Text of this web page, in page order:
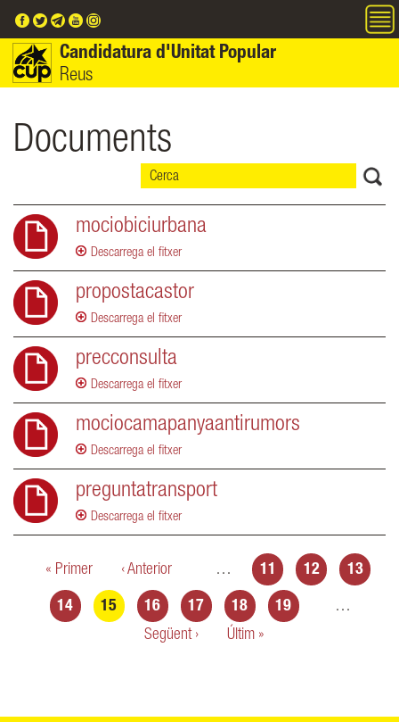
Candidatura d'Unitat Popular
Reus
Documents
mociobiciurbana
Descarrega el fitxer
propostacastor
Descarrega el fitxer
precconsulta
Descarrega el fitxer
mociocamapanyaantirumors
Descarrega el fitxer
preguntatransport
Descarrega el fitxer
Pàgines
« Primer ‹ Anterior … 11 12 13
14 15 16 17 18 19
…
Següent ›
Últim »